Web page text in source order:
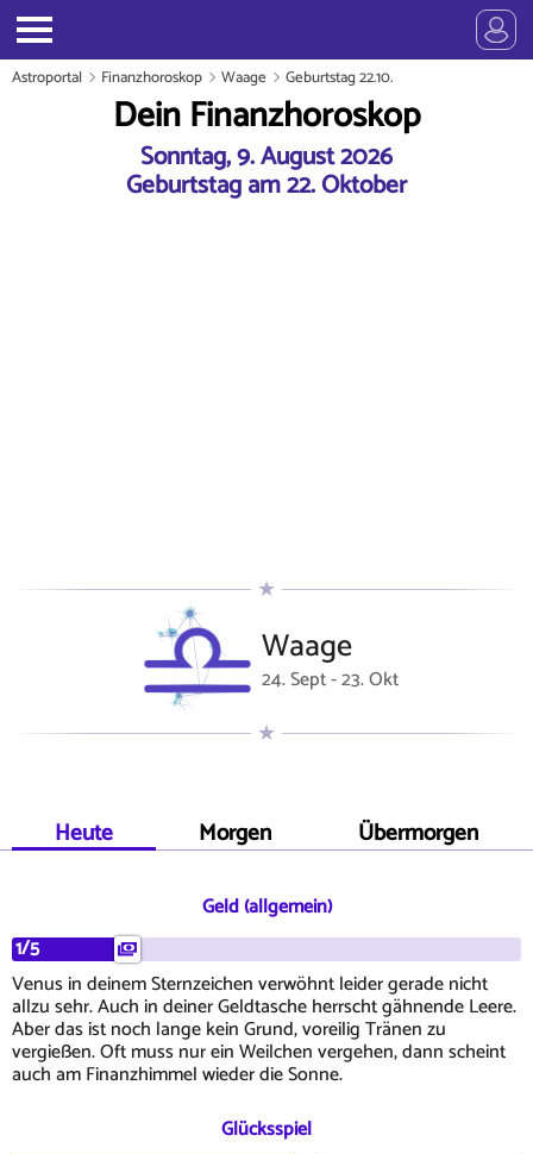
Astroportal Finanzhoroskop Waage Geburtstag 22.10.
Dein Finanzhoroskop
Sonntag, 9. August 2026
Geburtstag am 22. Oktober
Waage
24. Sept - 23. Okt
Heute Morgen Übermorgen
Geld (allgemein)
1/5
Venus in deinem Sternzeichen verwöhnt leider gerade nicht
allzu sehr. Auch in deiner Geldtasche herrscht gähnende Leere.
Aber das ist noch lange kein Grund, voreilig Tränen zu
vergießen. Oft muss nur ein Weilchen vergehen, dann scheint
auch am Finanzhimmel wieder die Sonne.
Glücksspiel